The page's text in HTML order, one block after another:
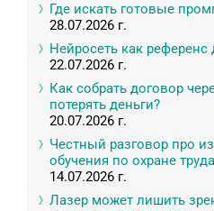
Где искать готовые
28.07.2026 г.
Нейросеть как референс
22.07.2026 г.
Как собрать договор
потерять деньги?
20.07.2026 г.
Честный разговор про
обучения по охране труда
14.07.2026 г.
Лазер может лишить